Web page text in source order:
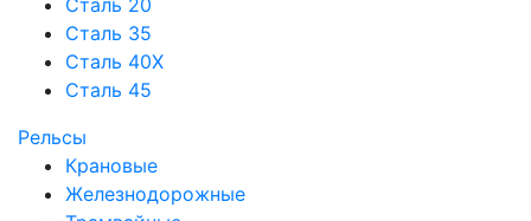
Сталь 35
Сталь 40Х
Сталь 45
Рельсы
Крановые
Железнодорожные